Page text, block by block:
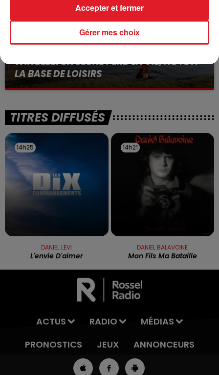
WINGLES: UN JEUNE PERD LA VIE, NOYÉ À
LA BASE DE LOISIRS
La victime a coulé à pic
TITRES DIFFUSÉS
14h25
14h25
DANIEL LEVI
L'envie D'aimer
14h21
14h21
DANIEL BALAVOINE
Mon Fils Ma Bataille
ACTUS RADIO
MÉDIAS
PRONOSTICS
JEUX ANNONCEURS
Gérer mes choix
Accepter et fermer